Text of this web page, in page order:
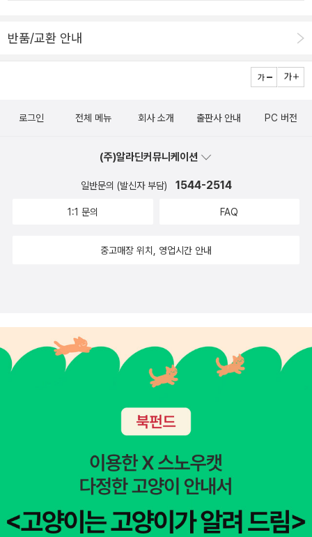
경하는 분이다. 조정래 선생님의 <인간연습> 작가 후기에 이런 글이
없다. 왜냐하며 모든 권력이란 오류를 저지르게 되어 있고, 진정한 작
가는 그 오류들을 파헤치며 진실을 말하기 때문이다. 그러므로 작가
는 정치성과 전혀 관계없이 진보적인 존재일 수밖에 없으면, 진보성
는 끝없는 불화 속에서 외로울 수밖에 없다.'
nt_detail_book.aspx?pn=100914_jo알라딘 책 소개에 내가 웹
입 소문으로만 전해지는데, 어떤 걸 믿어야 할지 난감하네요. 하여간
윤실장이란 인물이 실권자라는 건 확실하네요. <삼성을 생각한다>에
서 본 이야기들 이 오버랩되네요. _ 순오기**정치인, 공무원, 법조인,
력을 휘두르는일광그룹의 횡포를 보는 것이 씁쓸하지만, 이것이 우리
은데, 조정래 선생님의 작품을 본 독자라면 공감할 시원하고 명쾌한
해석과 글발에 압도당한다.9월 30일까지 연재하는데, 설마 추석 연
재를 보시라 추천한다.아래 배너를 클릭하면 바로 연결됩니다.추석에
길 조심하시고 모두들 둘러앉아 맛난 음식에 두런두런 사는 이야기도
반품/교환 안내
로그인 전체 메뉴 회사 소개 출판사 안내 PC 버전
(주)알라딘커뮤니케이션
일반문의 (발신자 부담) 1544-2514
1:1 문의 FAQ
중고매장 위치, 영업시간 안내